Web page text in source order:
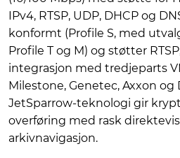
IPv4, RTSP, UDP, DHCP og
konformt (Profile S, med
Profile T og M) og støtter
integrasjon med tredjeparts
Milestone, Genetec, Axxon
JetSparrow-teknologi gir
overføring med rask
arkivnavigasjon.